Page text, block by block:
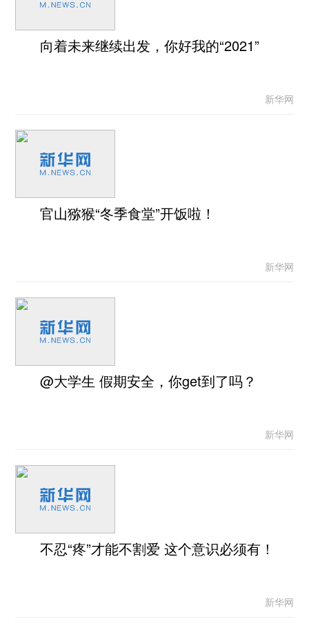
向着未来继续出发，你好我的“2021”
新华网
官山猕猴“冬季食堂”开饭啦！
新华网
@大学生 假期安全，你get到了吗？
新华网
不忍“疼”才能不割爱 这个意识必须有！
新华网